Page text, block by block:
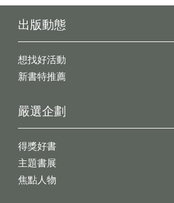
出版動態
想找好活動
新書特推薦
嚴選企劃
得獎好書
主題書展
焦點人物